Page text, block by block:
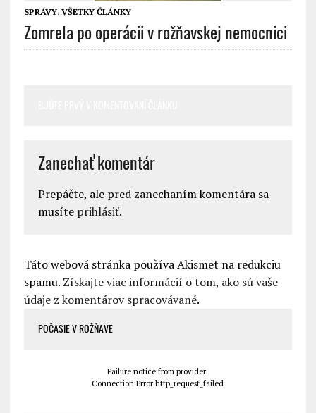
SPRÁVY, VŠETKY ČLÁNKY
Zomrela po operácii v rožňavskej nemocnici
Zanechať komentár
Prepáčte, ale pred zanechaním komentára sa
musíte prihlásiť.
Táto webová stránka používa Akismet na redukciu
spamu. Získajte viac informácií o tom, ako sú vaše
údaje z komentárov spracovávané.
POČASIE V ROŽŇAVE
Failure notice from provider:
Connection Error:http_request_failed